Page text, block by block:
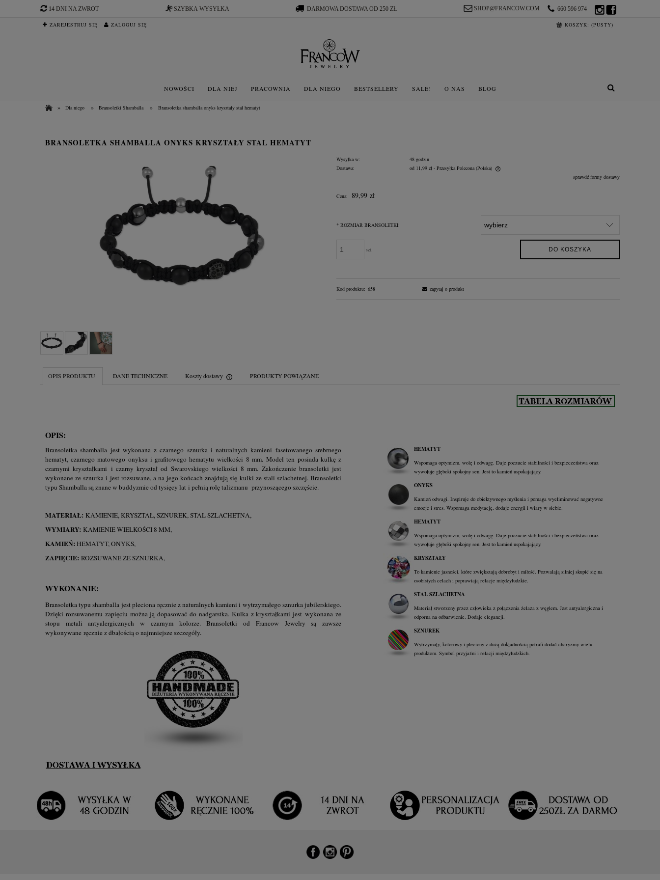
14 DNI NA ZWROT SZYBKA WYSYŁKA DARMOWA DOSTAWA OD 250 ZŁ 660 596 974
SHOP@FRANCOW.COM
ZAREJESTRUJ SIĘ ZALOGUJ SIĘ KOSZYK: (PUSTY)
NOWOŚCI DLA NIEJ PRACOWNIA DLA NIEGO BESTSELLERY SALE! O NAS BLOG
» Dla niego » Bransoletki Shamballa » Bransoletka shamballa onyks kryształy stal hematyt
BRANSOLETKA SHAMBALLA ONYKS KRYSZTAŁY STAL HEMATYT
Wysyłka w:
48 godzin
Dostawa:
od 11,99 zł - Przesyłka Polecona (Polska)
płatności
sprawdź formy dostawy
Cena: 89,99 zł
* ROZMIAR BRANSOLETKI:
szt. DO KOSZYKA
Kod produktu: 658 zapytaj o produkt
OPIS PRODUKTU DANE TECHNICZNE Koszty dostawy PRODUKTY POWIĄZANE
OPIS:
Bransoletka shamballa jest wykonana z czarnego sznurka i naturalnych kamieni fasetowanego srebrnego
hematyt, czarnego matowego onyksu i grafitowego hematytu wielkości 8 mm. Model ten posiada kulkę z
czarnymi kryształkami i czarny kryształ od Swarovskiego wielkości 8 mm. Zakończenie bransoletki jest
wykonane ze sznurka i jest rozsuwane, a na jego końcach znajdują się kulki ze stali szlachetnej. Bransoletki
typu Shamballa są znane w buddyzmie od tysięcy lat i pełnią rolę talizmanu przynoszącego szczęście.
MATERIAŁ: KAMIENIE, KRYSZTAŁ, SZNUREK, STAL SZLACHETNA,
WYMIARY: KAMIENIE WIELKOŚCI 8 MM,
KAMIEŃ: HEMATYT, ONYKS,
ZAPIĘCIE: ROZSUWANE ZE SZNURKA,
WYKONANIE:
Bransoletka typu shamballa jest pleciona ręcznie z naturalnych kamieni i wytrzymałego sznurka jubilerskiego.
Dzięki rozsuwanemu zapięciu można ją dopasować do nadgarstka. Kulka z kryształkami jest wykonana ze
stopu metali antyalergicznych w czarnym kolorze. Bransoletki od Francow Jewelry są zawsze
wykonywane ręcznie z dbałością o najmniejsze szczegóły.
HEMATYT
Wspomaga optymizm, wolę i odwagę. Daje poczucie stabilności i bezpieczeństwa oraz
wywołuje głęboki spokojny sen. Jest to kamień uspokajający.
ONYKS
Kamień odwagi. Inspiruje do obiektywnego myślenia i pomaga wyeliminować negatywne
emocje i stres. Wspomaga medytację, dodaje energii i wiary w siebie.
HEMATYT
Wspomaga optymizm, wolę i odwagę. Daje poczucie stabilności i bezpieczeństwa oraz
wywołuje głęboki spokojny sen. Jest to kamień uspokajający.
KRYSZTAŁY
To kamienie jasności, które zwiększają dobrobyt i miłość. Pozwalają silniej skupić się na
osobistych celach i poprawiają relacje międzyludzkie.
STAL SZLACHETNA
Materiał stworzony przez człowieka z połączenia żelaza z węglem. Jest antyalergiczna i
odporna na odbarwienie. Dodaje elegancji.
SZNUREK
Wytrzymały, kolorowy i pleciony z dużą dokładnością potrafi dodać charyzmy wielu
produktom. Symbol przyjaźni i relacji międzyludzkich.